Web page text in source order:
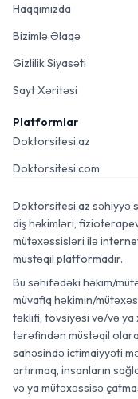
Haqqımızda
Bizimlə Əlaqə
Gizlilik Siyasəti
Sayt Xəritəsi
Platformlar
Doktorsitesi.az
Doktorsitesi.com
Doktorsitesi.az səhiyyə
diş həkimləri,
mütəxəssisləri ilə
müstəqil platformadır.
Bu səhifədəki həkim/
müvafiq həkimin/
təklifi, tövsiyəsi və/və ya
tərəfindən müstəqil
sahəsində ictimaiyyəti
artırmaq, insanların
və ya mütəxəssisə